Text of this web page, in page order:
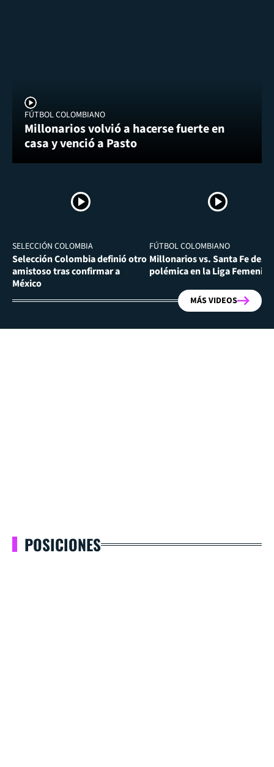
FÚTBOL COLOMBIANO
Millonarios volvió a hacerse fuerte en
casa y venció a Pasto
SELECCIÓN COLOMBIA
Selección Colombia definió otro
amistoso tras confirmar a
México
FÚTBOL COLOMBIANO
Millonarios vs. Santa Fe
polémica en la Liga Femenina
MÁS VIDEOS
POSICIONES